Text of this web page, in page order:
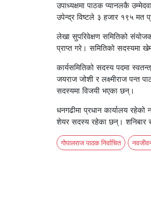
उपाध्यक्षमा पाठक प्यानलकै
उपेन्द्र विष्टले ३ हजार १९५ मत
लेखा सुपरिवेक्षण समितिको
प्राप्त गरे। समितिको सदस्यमा
कार्यसमितिको सदस्य पदमा
जयराज जोशी र लक्ष्मीराज पन्त
सदस्यमा विजयी भएका छन्।
धनगढीमा प्रधान कार्यालय
शेयर सदस्य रहेका छन्। शनिबार
गोपालराज पाठक निर्वाचित